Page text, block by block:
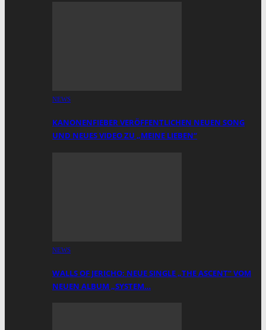
NEWS
KANONENFIEBER VERÖFFENTLICHEN NEUEN SONG
UND NEUES VIDEO ZU „MEINE LIEBEN“
NEWS
WALLS OF JERICHO: NEUE SINGLE „THE ASCENT“ VOM
NEUEN ALBUM „SYSTEM…